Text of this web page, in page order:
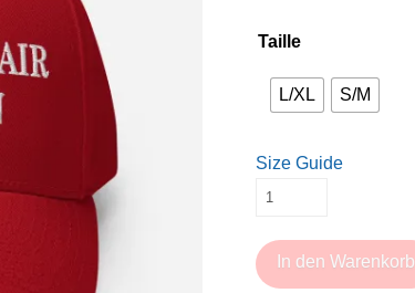
Taille
L/XL S/M
Size Guide
Casquette
Wheelchair
Great
In den Warenkorb